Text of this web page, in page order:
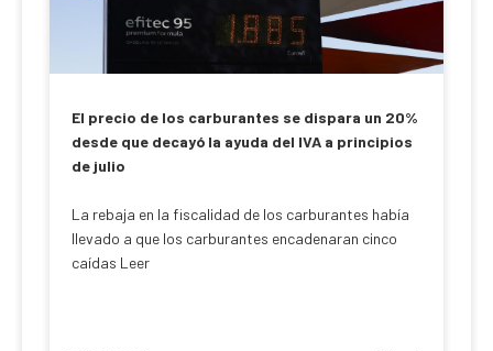
El precio de los carburantes se dispara un 20%
desde que decayó la ayuda del IVA a principios
de julio
La rebaja en la fiscalidad de los carburantes había
llevado a que los carburantes encadenaran cinco
caídas Leer